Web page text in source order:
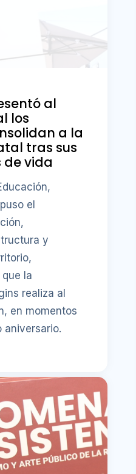
al
los
a la
tras sus
de vida
el
y
la
realiza al
en momentos
aniversario.